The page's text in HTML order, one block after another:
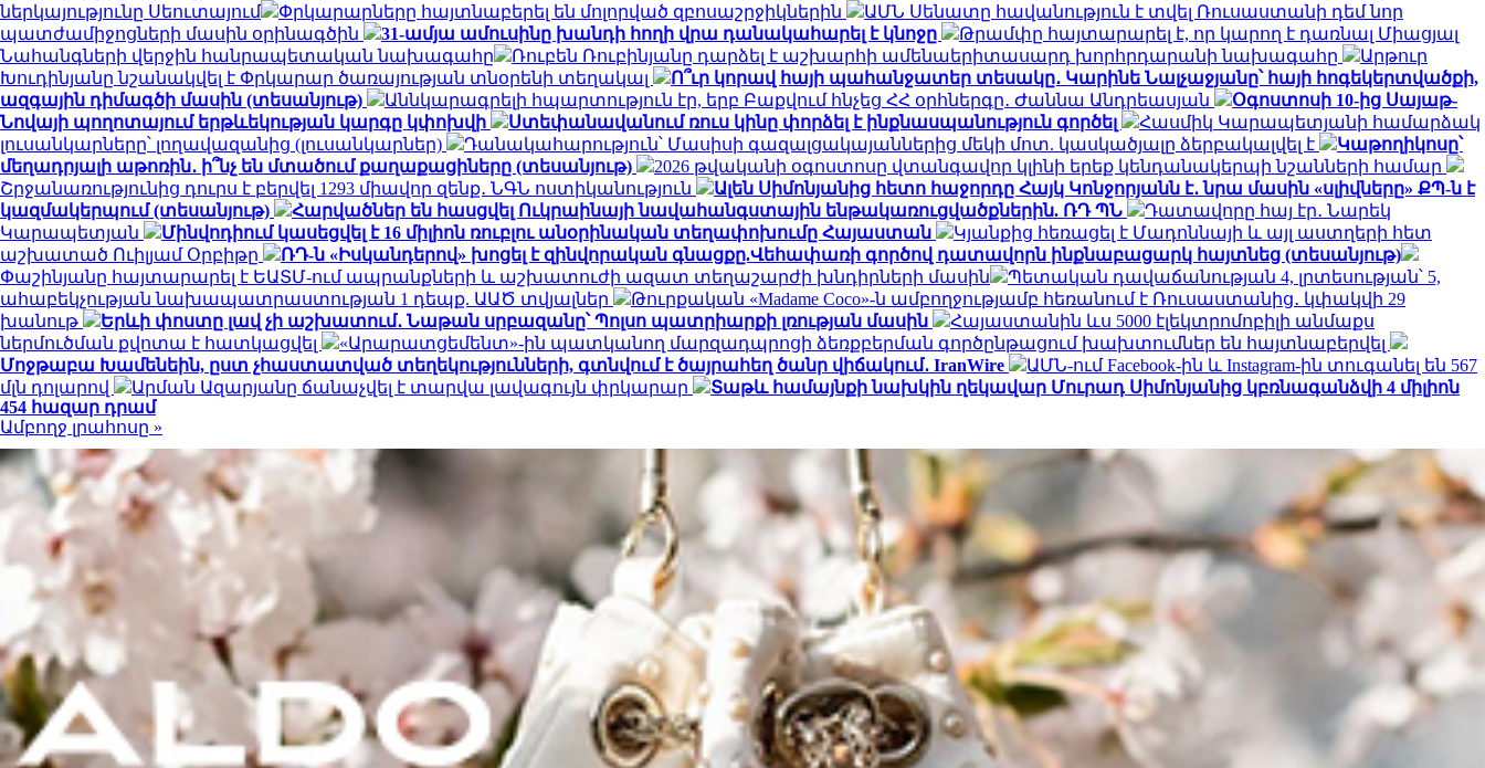
ներկայությունը Սեուտայում
Փրկարարները հայտնաբերել են մոլորված զբոսաշրջիկներին
ԱՄՆ Սենատը հավանություն է տվել Ռուսաստանի դեմ նոր
պատժամիջոցների մասին օրինագծին
31-ամյա ամուսինը խանդի հողի վրա դանակահարել է կնոջը
Թրամփը հայտարարել է, որ կարող է դառնալ Միացյալ
Նահանգների վերջին հանրապետական ​​նախագահը
Ռուբեն Ռուբինյանը դարձել է աշխարհի ամենաերիտասարդ խորհրդարանի նախագահը
Արթուր
Խուդինյանը նշանակվել է Փրկարար ծառայության տնօրենի տեղակալ
Ո՞ւր կորավ հայի պահանջատեր տեսակը․ Կարինե Նալչաջյանը՝ հայի հոգեկերտվածքի,
ազգային դիմագծի մասին (տեսանյութ)
Աննկարագրելի հպարտություն էր, երբ Բաքվում հնչեց ՀՀ օրհներգը․ Ժաննա Անդրեասյան
Օգոստոսի 10-ից Սայաթ-
Նովայի պողոտայում երթևեկության կարգը կփոխվի
Ստեփանավանում ռուս կինը փորձել է ինքնասպանություն գործել
Հասմիկ Կարապետյանի համարձակ
լուսանկարները՝ լողավազանից (լուսանկարներ)
Դանակահարություն՝ Մասիսի գազալցակայաններից մեկի մոտ. կասկածյալը ձերբակալվել է
Կաթողիկոսը՝
մեղադրյալի աթոռին․ ի՞նչ են մտածում քաղաքացիները (տեսանյութ)
2026 թվականի օգոստոսը վտանգավոր կլինի երեք կենդանակերպի նշանների համար
Շրջանառությունից դուրս է բերվել 1293 միավոր զենք․ ՆԳՆ ոստիկանություն
Ալեն Սիմոնյանից հետո հաջորդը Հայկ Կոնջորյանն է․ նրա մասին «սլիվները» ՔՊ-ն է
կազմակերպում (տեսանյութ)
Հարվածներ են հասցվել Ուկրաինայի նավահանգստային ենթակառուցվածքներին. ՌԴ ՊՆ
Դատավորը հայ էր․ Նարեկ
Կարապետյան
Մինվոդիում կասեցվել է 16 միլիոն ռուբլու անօրինական տեղափոխումը Հայաստան
Կյանքից հեռացել է Մադոննայի և այլ աստղերի հետ
աշխատած Ուիլյամ Օրբիթը
ՌԴ-ն «Իսկանդերով» խոցել է զինվորական գնացքը.Վեհափառի գործով դատավորն ինքնաբացարկ հայտնեց (տեսանյութ)
Փաշինյանը հայտարարել է ԵԱՏՄ-ում ապրանքների և աշխատուժի ազատ տեղաշարժի խնդիրների մասին
Պետական դավաճանության 4, լրտեսության՝ 5,
ահաբեկչության նախապատրաստության 1 դեպք. ԱԱԾ տվյալներ
Թուրքական «Madame Coco»-ն ամբողջությամբ հեռանում է Ռուսաստանից․ կփակվի 29
խանութ
Երևի փոստը լավ չի աշխատում․ Նաթան սրբազանը՝ Պոլսո պատրիարքի լռության մասին
Հայաստանին ևս 5000 էլեկտրոմոբիլի անմաքս
ներմուծման քվոտա է հատկացվել
«Արարատցեմենտ»-ին պատկանող մարզադպրոցի ձեռքբերման գործընթացում խախտումներ են հայտնաբերվել
Մոջթաբա Խամենեին, ըստ չհաստատված տեղեկությունների, գտնվում է ծայրահեղ ծանր վիճակում․ IranWire
ԱՄՆ-ում Facebook-ին և Instagram-ին տուգանել են 567
մլն դոլարով
Արման Ազարյանը ճանաչվել է տարվա լավագույն փրկարար
Տաթև համայնքի նախկին ղեկավար Մուրադ Սիմոնյանից կբռնագանձվի 4 միլիոն
454 հազար դրամ
Ամբողջ լրահոսը »